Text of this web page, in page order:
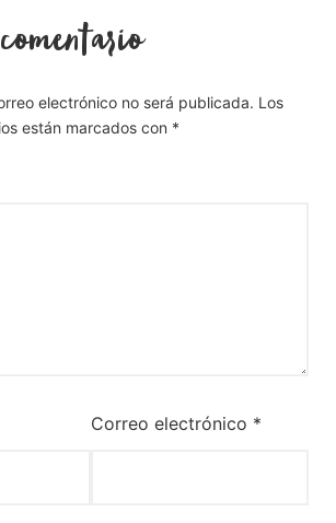
electrónico no será publicada. Los
están marcados con *
Correo electrónico *